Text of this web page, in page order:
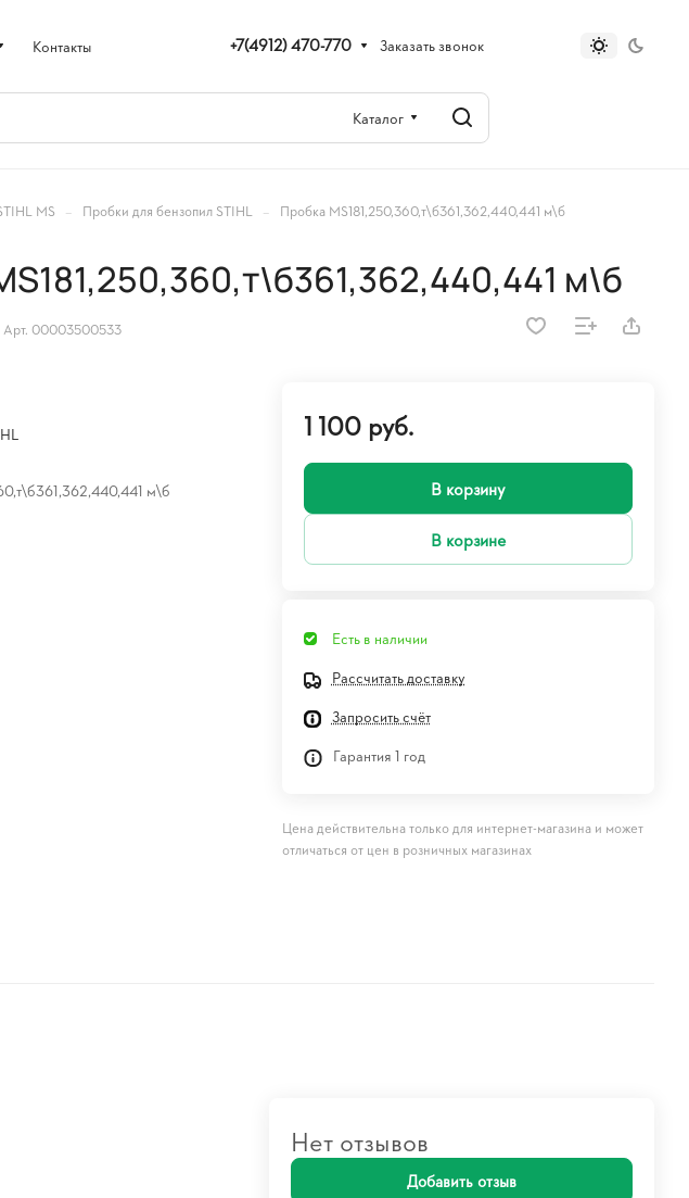
Контакты +7(4912) 470-770 Заказать звонок
Каталог
MS – Пробки для бензопил STIHL – Пробка MS181,250,360,т\б361,362,440,441 м\б
м\б
Арт. 00003500533
м\б
1 100 руб.
В корзину
В корзине
Есть в наличии
Рассчитать доставку
Запросить счёт
Гарантия 1 год
Цена действительна только для интернет-магазина и может
отличаться от цен в розничных магазинах
Нет отзывов
Добавить отзыв